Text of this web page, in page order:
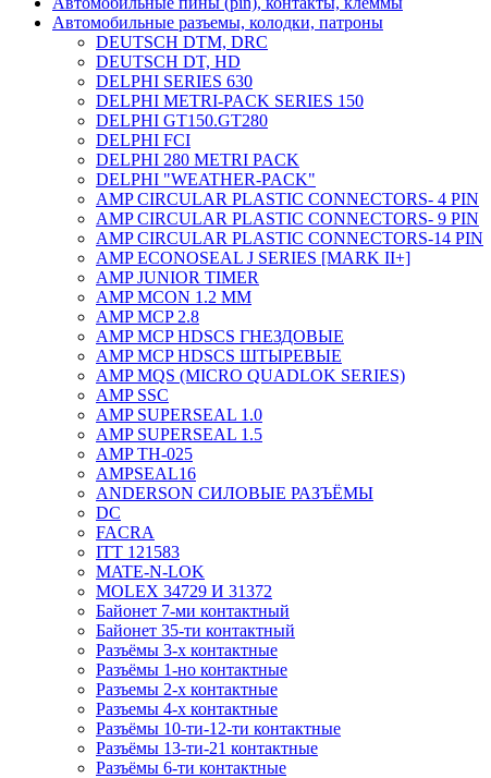
Автомобильные разъемы, колодки, патроны
DEUTSCH DTM, DRC
DEUTSCH DT, HD
DELPHI SERIES 630
DELPHI METRI-PACK SERIES 150
DELPHI GT150.GT280
DELPHI FCI
DELPHI 280 METRI PACK
DELPHI "WEATHER-PACK"
AMP CIRCULAR PLASTIC CONNECTORS- 4 PIN
AMP CIRCULAR PLASTIC CONNECTORS- 9 PIN
AMP CIRCULAR PLASTIC CONNECTORS-14 PIN
AMP ECONOSEAL J SERIES [MARK II+]
AMP JUNIOR TIMER
AMP MCON 1.2 MM
AMP MCP 2.8
AMP MCP HDSCS ГНЕЗДОВЫЕ
AMP MCP HDSCS ШТЫРЕВЫЕ
AMP MQS (MICRO QUADLOK SERIES)
AMP SSC
AMP SUPERSEAL 1.0
AMP SUPERSEAL 1.5
AMP ТН-025
AMPSEAL16
ANDERSON СИЛОВЫЕ РАЗЪЁМЫ
DC
FACRA
ITT 121583
MATE-N-LOK
MOLEX 34729 И 31372
Байонет 7-ми контактный
Байонет 35-ти контактный
Разъёмы 3-х контактные
Разъёмы 1-но контактные
Разъемы 2-х контактные
Разъемы 4-х контактные
Разъёмы 10-ти-12-ти контактные
Разъёмы 13-ти-21 контактные
Разъёмы 6-ти контактные